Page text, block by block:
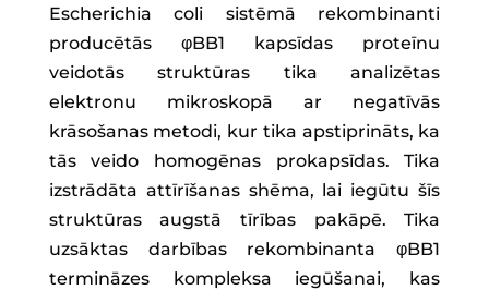
Escherichia coli sistēmā rekombinanti
producētās φBB1 kapsīdas proteīnu
veidotās struktūras tika analizētas
elektronu mikroskopā ar negatīvās
krāsošanas metodi, kur tika apstiprināts, ka
tās veido homogēnas prokapsīdas. Tika
izstrādāta attīrīšanas shēma, lai iegūtu šīs
struktūras augstā tīrības pakāpē. Tika
uzsāktas darbības rekombinanta φBB1
termināzes kompleksa iegūšanai, kas